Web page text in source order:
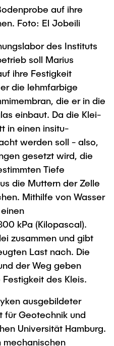
Face Climate
of the FSP
Reactor
in Education
Technology
Studies
Team
auf ihre
Foto: El Jobeili
des Instituts
soll Marius
ihre Festigkeit
die lehmfarbige
die er in die
einbaut. Da die Klei-
in einen insitu-
werden soll - also,
gesetzt wird, die
Tiefe
die Muttern der Zelle
Mithilfe von Wasser
kPa (Kilopascal).
zusammen und gibt
Last nach. Die
der Weg geben
des Kleis.
ausgebildeter
für Geotechnik und
Universität Hamburg.
mechanischen